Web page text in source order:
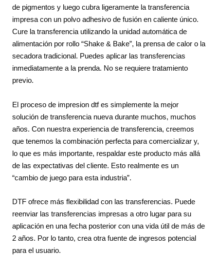
de pigmentos y luego cubra ligeramente la transferencia
impresa con un polvo adhesivo de fusión en caliente único.
Cure la transferencia utilizando la unidad automática de
alimentación por rollo “Shake & Bake”, la prensa de calor o la
secadora tradicional. Puedes aplicar las transferencias
inmediatamente a la prenda. No se requiere tratamiento
previo.
El proceso de impresion dtf es simplemente la mejor
solución de transferencia nueva durante muchos, muchos
años. Con nuestra experiencia de transferencia, creemos
que tenemos la combinación perfecta para comercializar y,
lo que es más importante, respaldar este producto más allá
de las expectativas del cliente. Esto realmente es un
“cambio de juego para esta industria”.
DTF ofrece más flexibilidad con las transferencias. Puede
reenviar las transferencias impresas a otro lugar para su
aplicación en una fecha posterior con una vida útil de más de
2 años. Por lo tanto, crea otra fuente de ingresos potencial
para el usuario.